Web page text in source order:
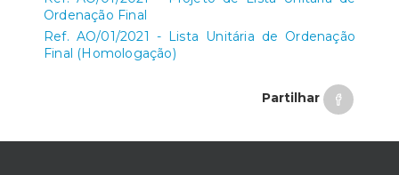
Ordenação Final
Ref. AO/01/2021 - Lista Unitária de Ordenação
Final (Homologação)
Partilhar